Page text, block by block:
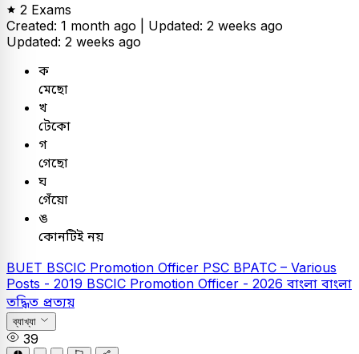
2 Exams
Created: 1 month ago | Updated: 2 weeks ago
Updated: 2 weeks ago
ক
মেছো
খ
টেকো
গ
গেছো
ঘ
গেঁয়ো
ঙ
কোনটিই নয়
BUET BSCIC Promotion Officer PSC BPATC – Various
Posts - 2019 BSCIC Promotion Officer - 2026 বাংলা বাংলা
তদ্ধিত প্রত্যয়
ব্যাখ্যা
39